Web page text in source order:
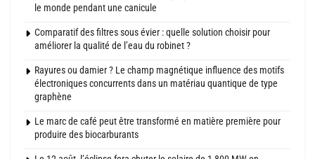
le monde pendant une canicule
Comparatif des filtres sous évier : quelle solution choisir pour
améliorer la qualité de l’eau du robinet ?
Rayures ou damier ? Le champ magnétique influence des motifs
électroniques concurrents dans un matériau quantique de type
graphène
Le marc de café peut être transformé en matière première pour
produire des biocarburants